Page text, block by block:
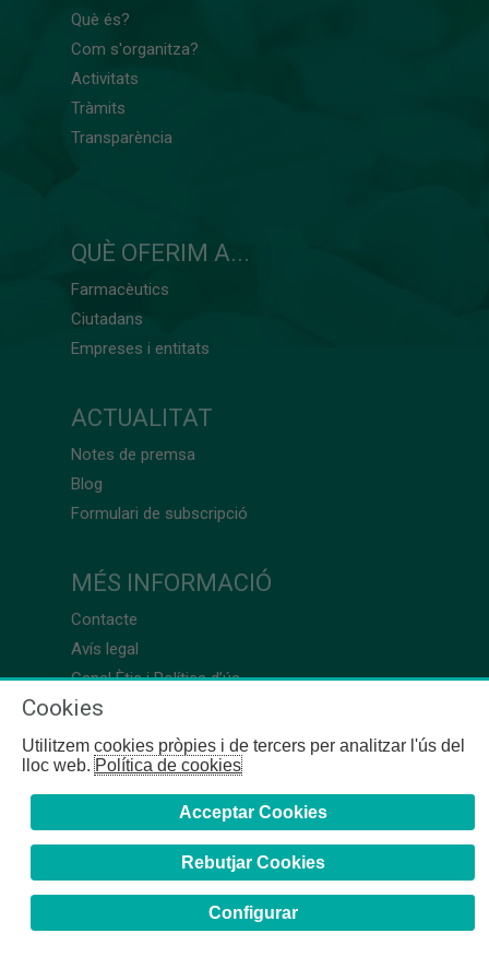
Què és?
Com s'organitza?
Activitats
Tràmits
Transparència
QUÈ OFERIM A...
Farmacèutics
Ciutadans
Empreses i entitats
ACTUALITAT
Notes de premsa
Blog
Formulari de subscripció
MÉS INFORMACIÓ
Contacte
Avís legal
Canal Ètic i Política d’ús
Cookies
Utilitzem cookies pròpies i de tercers per analitzar l'ús del
lloc web.Política de cookies
Acceptar Cookies
Rebutjar Cookies
Configurar